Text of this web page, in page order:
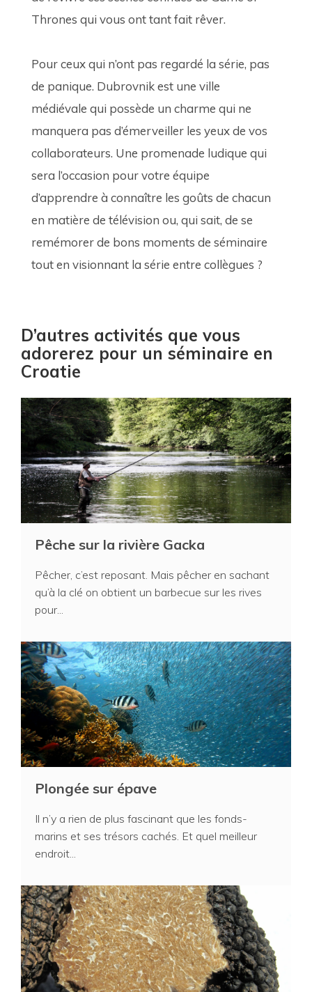
Thrones qui vous ont tant fait rêver.
Pour ceux qui n’ont pas regardé la série, pas
de panique. Dubrovnik est une ville
médiévale qui possède un charme qui ne
manquera pas d’émerveiller les yeux de vos
collaborateurs. Une promenade ludique qui
sera l’occasion pour votre équipe
d’apprendre à connaître les goûts de chacun
en matière de télévision ou, qui sait, de se
remémorer de bons moments de séminaire
tout en visionnant la série entre collègues ?
D’autres activités que vous
adorerez pour un séminaire en
Croatie
Pêche sur la rivière Gacka
Pêcher, c’est reposant. Mais pêcher en sachant
qu’à la clé on obtient un barbecue sur les rives
pour...
Plongée sur épave
Il n’y a rien de plus fascinant que les fonds-
marins et ses trésors cachés. Et quel meilleur
endroit...